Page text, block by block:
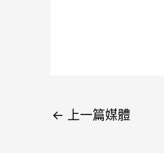
← 上一篇媒體